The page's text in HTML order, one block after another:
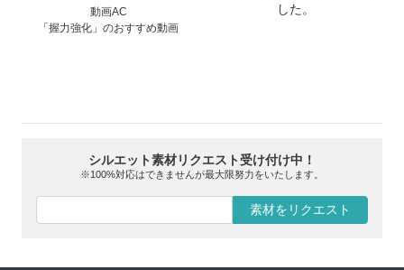
動画AC
「握力強化」のおすすめ動画
した。
シルエット素材リクエスト受け付け中！
※100%対応はできませんが最大限努力をいたします。
素材をリクエスト